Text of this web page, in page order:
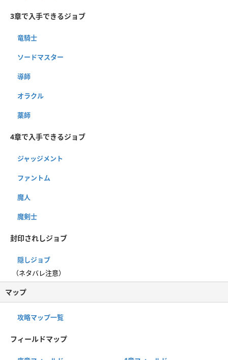
3章で入手できるジョブ
竜騎士
ソードマスター
導師
オラクル
薬師
4章で入手できるジョブ
ジャッジメント
ファントム
魔人
魔剣士
封印されしジョブ
隠しジョブ
（ネタバレ注意）
マップ
攻略マップ一覧
フィールドマップ